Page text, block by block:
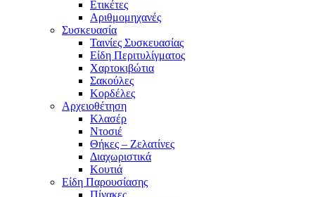
Ετικέτες
Αριθμομηχανές
Συσκευασία
Ταινίες Συσκευασίας
Είδη Περιτυλίγματος
Χαρτοκιβώτια
Σακούλες
Κορδέλες
Αρχειοθέτηση
Κλασέρ
Ντοσιέ
Θήκες – Ζελατίνες
Διαχωριστικά
Κουτιά
Είδη Παρουσίασης
Πίνακες